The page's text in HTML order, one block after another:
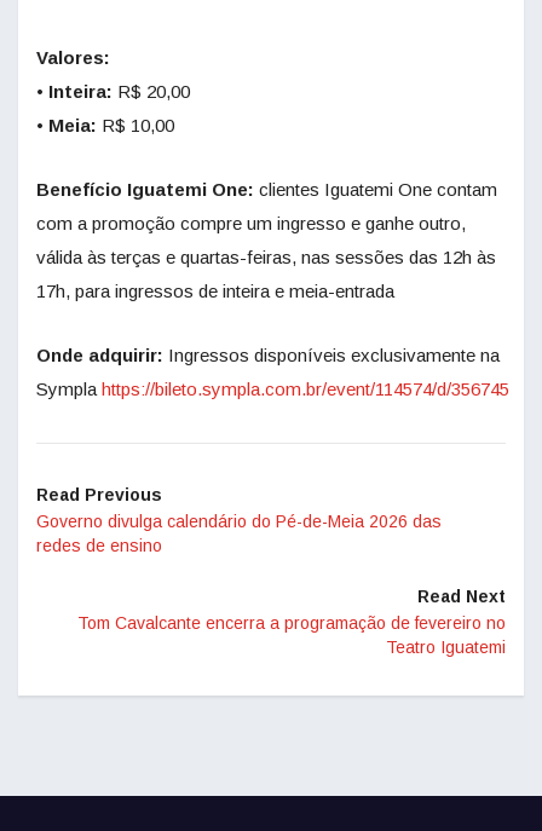
Valores:
• Inteira: R$ 20,00
• Meia: R$ 10,00
Benefício Iguatemi One: clientes Iguatemi One contam
com a promoção compre um ingresso e ganhe outro,
válida às terças e quartas-feiras, nas sessões das 12h às
17h, para ingressos de inteira e meia-entrada
Onde adquirir: Ingressos disponíveis exclusivamente na
Sympla https://bileto.sympla.com.br/event/114574/d/356745
Read Previous
Governo divulga calendário do Pé-de-Meia 2026 das
redes de ensino
Read Next
Tom Cavalcante encerra a programação de fevereiro no
Teatro Iguatemi